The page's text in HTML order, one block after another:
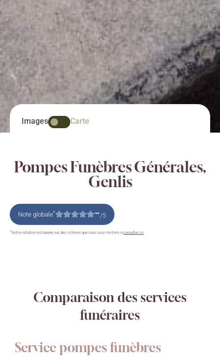
Images Carte
Pompes Funèbres Générales,
Genlis
Note globale* –/5
*Notre notation est basée sur des critères que nous vous invitons à consulter ici
Comparaison des services
funéraires
Service pompes funèbres